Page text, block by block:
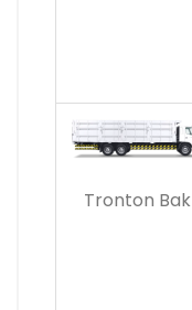
Tronton Bak